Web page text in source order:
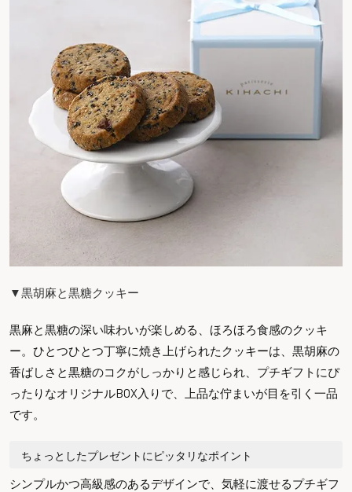
▼黒胡麻と黒糖クッキー
黒麻と黒糖の深い味わいが楽しめる、ほろほろ食感のクッキ
ー。ひとつひとつ丁寧に焼き上げられたクッキーは、黒胡麻の
香ばしさと黒糖のコクがしっかりと感じられ、プチギフトにぴ
ったりなオリジナルBOX入りで、上品な佇まいが目を引く一品
です。
ちょっとしたプレゼントにピッタリなポイント
シンプルかつ高級感のあるデザインで、気軽に渡せるプチギフ